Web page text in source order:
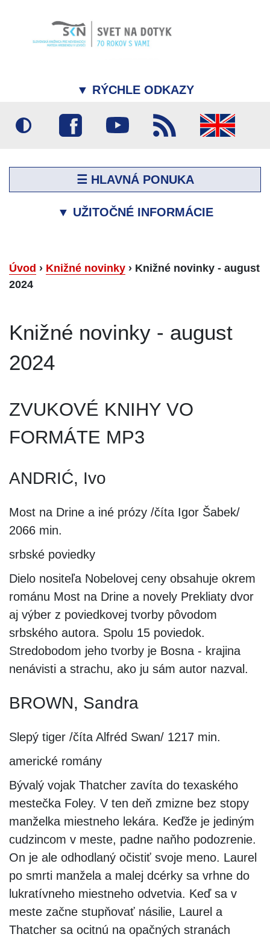
▼ RÝCHLE ODKAZY
☰ HLAVNÁ PONUKA
▼ UŽITOČNÉ INFORMÁCIE
Úvod › Knižné novinky › Knižné novinky - august
2024
Knižné novinky - august
2024
ZVUKOVÉ KNIHY VO
FORMÁTE MP3
ANDRIĆ, Ivo
Most na Drine a iné prózy /číta Igor Šabek/
2066 min.
srbské poviedky
Dielo nositeľa Nobelovej ceny obsahuje okrem
románu Most na Drine a novely Prekliaty dvor
aj výber z poviedkovej tvorby pôvodom
srbského autora. Spolu 15 poviedok.
Stredobodom jeho tvorby je Bosna - krajina
nenávisti a strachu, ako ju sám autor nazval.
BROWN, Sandra
Slepý tiger /číta Alfréd Swan/ 1217 min.
americké romány
Bývalý vojak Thatcher zavíta do texaského
mestečka Foley. V ten deň zmizne bez stopy
manželka miestneho lekára. Keďže je jediným
cudzincom v meste, padne naňho podozrenie.
On je ale odhodlaný očistiť svoje meno. Laurel
po smrti manžela a malej dcérky sa vrhne do
lukratívneho miestneho odvetvia. Keď sa v
meste začne stupňovať násilie, Laurel a
Thatcher sa ocitnú na opačných stranách